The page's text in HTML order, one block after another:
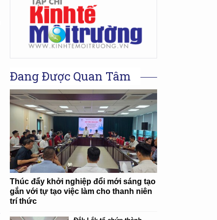
Đang Được Quan Tâm
Thúc đẩy khởi nghiệp đổi mới sáng tạo
gắn với tự tạo việc làm cho thanh niên
trí thức